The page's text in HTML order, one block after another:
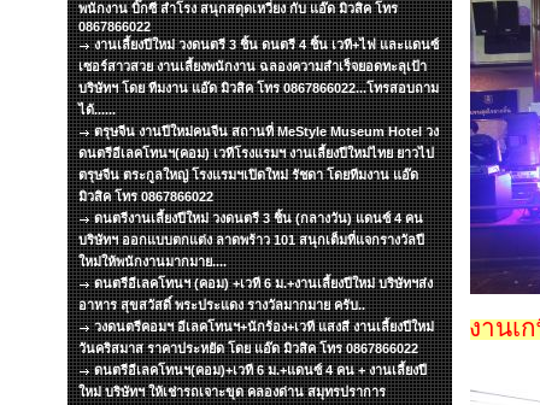
พนักงาน บิ๊กซี สำโรง สนุกสดุดเหวี่ยง กับ แอ๊ด มิวสิค โทร
0867866022
งานเลี้ยงปีใหม่ วงดนตรี 3 ชิ้น ดนตรี 4 ชิ้น เวที+ไฟ และแดนซ์
เซอร์สาวสวย งานเลี้ยงพนักงาน ฉลองความสำเร็จยอดทะลุเป้า
บริษัทฯ โดย ทีมงาน แอ๊ด มิวสิค โทร 0867866022...โทรสอบถาม
ได้......
ตรุษจีน งานปีใหม่คนจีน สถานที่ MeStyle Museum Hotel วง
ดนตรีอีเลคโทนฯ(คอม) เวทีโรงแรมฯ งานเลี้ยงปีใหม่ไทย ยาวไป
ตรุษจีน ตระกูลใหญ่ โรงแรมฯเปิดใหม่ รัชดา โดยทีมงาน แอ๊ด
มิวสิค โทร 0867866022
ดนตรีงานเลี้ยงปีใหม่ วงดนตรี 3 ชิ้น (กลางวัน) แดนซ์ 4 คน
บริษัทฯ ออกแบบตกแต่ง ลาดพร้าว 101 สนุกเต็มที่แจกรางวัลปี
ใหม่ให้พนักงานมากมาย....
ดนตรีอีเลคโทนฯ (คอม) +เวที 6 ม.+งานเลี้ยงปีใหม่ บริษัทฯส่ง
อาหาร สุขสวัสดิ์ พระประแดง รางวัลมากมาย ครับ..
วงดนตรีคอมฯ อีเลคโทนฯ+นักร้อง+เวที แสงสี งานเลี้ยงปีใหม่
วันคริสมาส ราคาประหยัด โดย แอ๊ด มิวสิค โทร 0867866022
ดนตรีอีเลคโทนฯ(คอม)+เวที 6 ม.+แดนซ์ 4 คน + งานเลี้ยงปี
ใหม่ บริษัทฯ ให้เช่ารถเจาะขุด คลองด่าน สมุทรปราการ
งานเ